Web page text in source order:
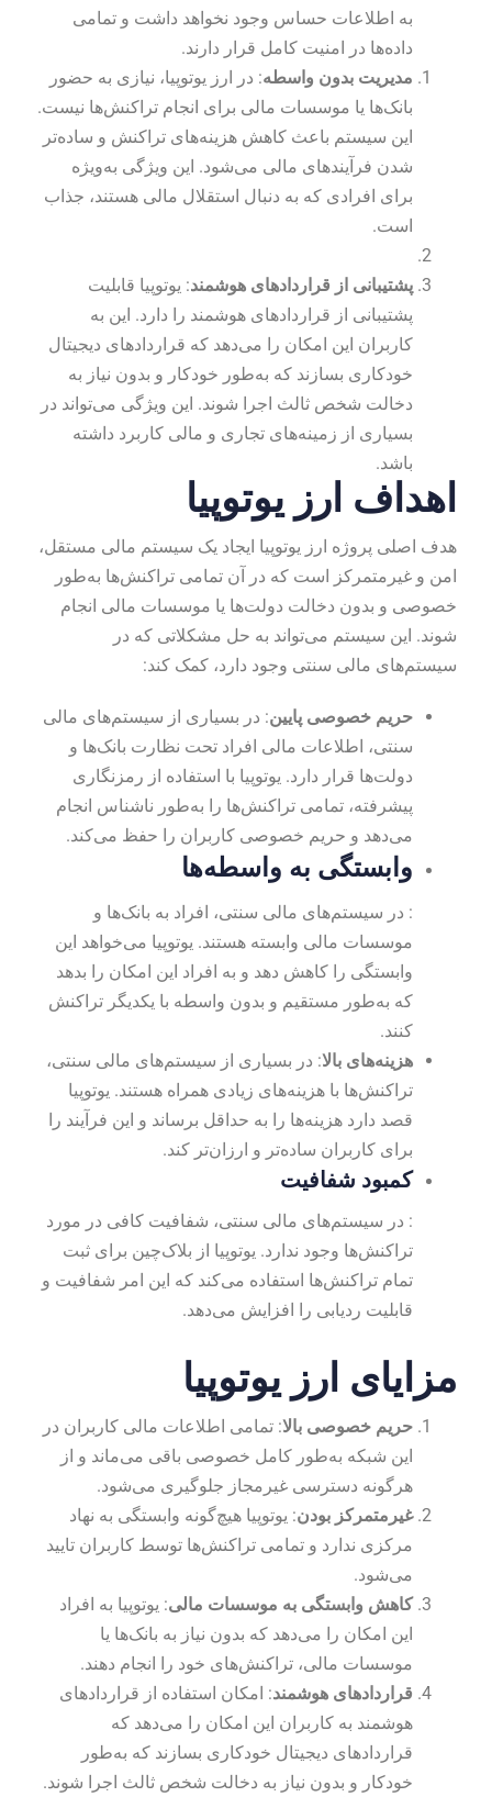
به اطلاعات حساس وجود نخواهد داشت و تمامی
داده‌ها در امنیت کامل قرار دارند.
مدیریت بدون واسطه: در ارز یوتوپیا، نیازی به حضور
بانک‌ها یا موسسات مالی برای انجام تراکنش‌ها نیست.
این سیستم باعث کاهش هزینه‌های تراکنش و ساده‌تر
شدن فرآیندهای مالی می‌شود. این ویژگی به‌ویژه
برای افرادی که به دنبال استقلال مالی هستند، جذاب
است.
پشتیبانی از قراردادهای هوشمند: یوتوپیا قابلیت
پشتیبانی از قراردادهای هوشمند را دارد. این به
کاربران این امکان را می‌دهد که قراردادهای دیجیتال
خودکاری بسازند که به‌طور خودکار و بدون نیاز به
دخالت شخص ثالث اجرا شوند. این ویژگی می‌تواند در
بسیاری از زمینه‌های تجاری و مالی کاربرد داشته
باشد.
اهداف ارز یوتوپیا
هدف اصلی پروژه ارز یوتوپیا ایجاد یک سیستم مالی مستقل،
امن و غیرمتمرکز است که در آن تمامی تراکنش‌ها به‌طور
خصوصی و بدون دخالت دولت‌ها یا موسسات مالی انجام
شوند. این سیستم می‌تواند به حل مشکلاتی که در
سیستم‌های مالی سنتی وجود دارد، کمک کند:
حریم خصوصی پایین: در بسیاری از سیستم‌های مالی
سنتی، اطلاعات مالی افراد تحت نظارت بانک‌ها و
دولت‌ها قرار دارد. یوتوپیا با استفاده از رمزنگاری
پیشرفته، تمامی تراکنش‌ها را به‌طور ناشناس انجام
می‌دهد و حریم خصوصی کاربران را حفظ می‌کند.
وابستگی به واسطه‌ها
: در سیستم‌های مالی سنتی، افراد به بانک‌ها و
موسسات مالی وابسته هستند. یوتوپیا می‌خواهد این
وابستگی را کاهش دهد و به افراد این امکان را بدهد
که به‌طور مستقیم و بدون واسطه با یکدیگر تراکنش
کنند.
هزینه‌های بالا: در بسیاری از سیستم‌های مالی سنتی،
تراکنش‌ها با هزینه‌های زیادی همراه هستند. یوتوپیا
قصد دارد هزینه‌ها را به حداقل برساند و این فرآیند را
برای کاربران ساده‌تر و ارزان‌تر کند.
کمبود شفافیت
: در سیستم‌های مالی سنتی، شفافیت کافی در مورد
تراکنش‌ها وجود ندارد. یوتوپیا از بلاک‌چین برای ثبت
تمام تراکنش‌ها استفاده می‌کند که این امر شفافیت و
قابلیت ردیابی را افزایش می‌دهد.
مزایای ارز یوتوپیا
حریم خصوصی بالا: تمامی اطلاعات مالی کاربران در
این شبکه به‌طور کامل خصوصی باقی می‌ماند و از
هرگونه دسترسی غیرمجاز جلوگیری می‌شود.
غیرمتمرکز بودن: یوتوپیا هیچ‌گونه وابستگی به نهاد
مرکزی ندارد و تمامی تراکنش‌ها توسط کاربران تایید
می‌شود.
کاهش وابستگی به موسسات مالی: یوتوپیا به افراد
این امکان را می‌دهد که بدون نیاز به بانک‌ها یا
موسسات مالی، تراکنش‌های خود را انجام دهند.
قراردادهای هوشمند: امکان استفاده از قراردادهای
هوشمند به کاربران این امکان را می‌دهد که
قراردادهای دیجیتال خودکاری بسازند که به‌طور
خودکار و بدون نیاز به دخالت شخص ثالث اجرا شوند.